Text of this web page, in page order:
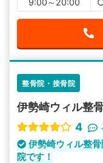
整骨院・接骨院
伊勢崎ウィル整
4
伊勢崎ウィル整
院です！